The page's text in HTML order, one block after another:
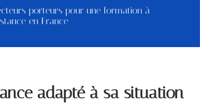
porteurs pour une formation à
en France
adapté à sa situation